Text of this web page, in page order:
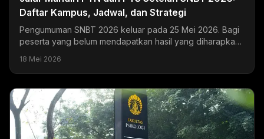
Daftar Kampus, Jadwal, dan Strategi
Pengumuman SNBT 2026 keluar pada 25 Mei 2026. Bagi
peserta yang belum mendapatkan hasil yang diharapkan,
18 Mei 2026